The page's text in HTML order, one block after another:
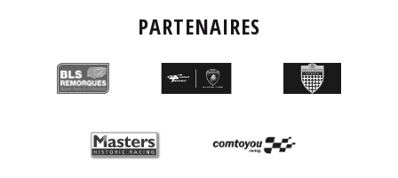
PARTENAIRES